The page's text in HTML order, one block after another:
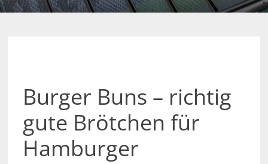
Burger Buns – richtig
gute Brötchen für
Hamburger